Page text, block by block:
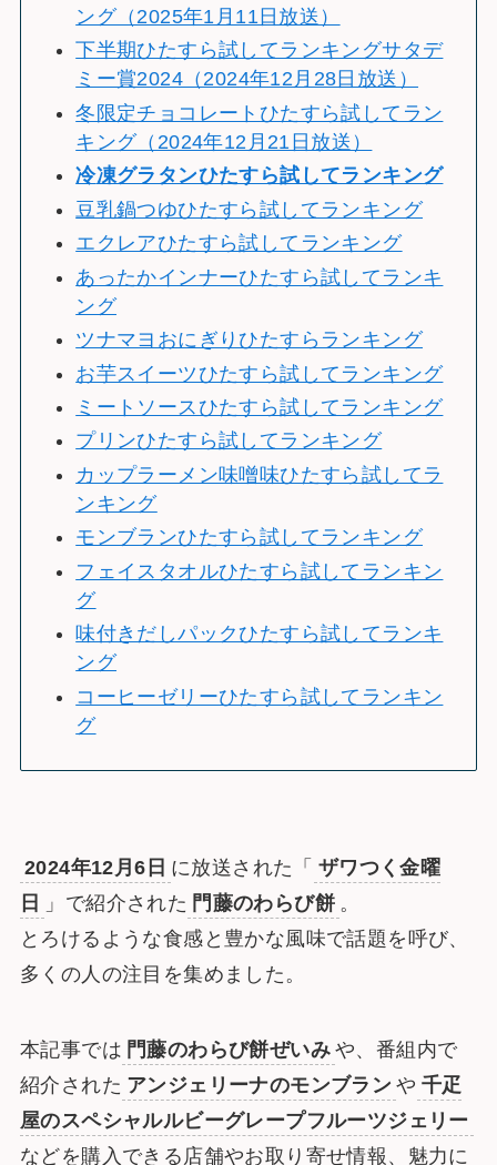
ング（2025年1月11日放送）
下半期ひたすら試してランキングサタデ
ミー賞2024（2024年12月28日放送）
冬限定チョコレートひたすら試してラン
キング（2024年12月21日放送）
冷凍グラタンひたすら試してランキング
豆乳鍋つゆひたすら試してランキング
エクレアひたすら試してランキング
あったかインナーひたすら試してランキ
ング
ツナマヨおにぎりひたすらランキング
お芋スイーツひたすら試してランキング
ミートソースひたすら試してランキング
プリンひたすら試してランキング
カップラーメン味噌味ひたすら試してラ
ンキング
モンブランひたすら試してランキング
フェイスタオルひたすら試してランキン
グ
味付きだしパックひたすら試してランキ
ング
コーヒーゼリーひたすら試してランキン
グ
2024年12月6日 に放送された「 ザワつく金曜
日
」で紹介された 門藤のわらび餅 。
とろけるような食感と豊かな風味で話題を呼び、
多くの人の注目を集めました。
本記事では 門藤のわらび餅ぜいみ や、番組内で
紹介された アンジェリーナのモンブラン や 千疋
屋のスペシャルルビーグレープフルーツジェリー
などを購入できる店舗やお取り寄せ情報、魅力に